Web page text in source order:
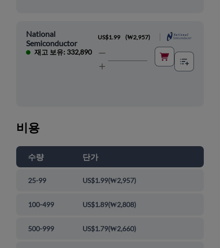
National
Semiconductor
재고 보유: 332,890
US$1.99 (₩2,957)
비용
수량 단가
25-99 US$1.99(₩2,957)
100-499 US$1.89(₩2,808)
500-999 US$1.79(₩2,660)